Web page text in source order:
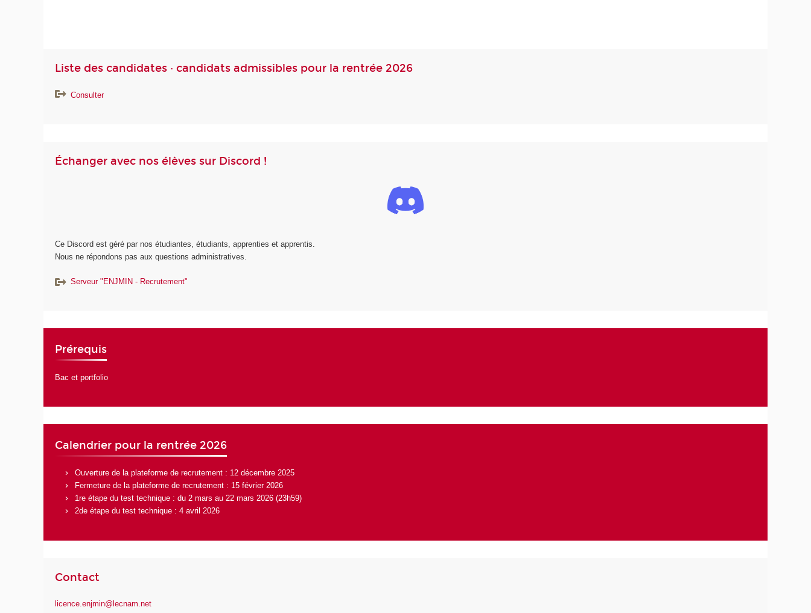
Liste des candidates · candidats admissibles pour la rentrée 2026
Consulter
Échanger avec nos élèves sur Discord !
Ce Discord est géré par nos étudiantes, étudiants, apprenties et apprentis.
Nous ne répondons pas aux questions administratives.
Serveur "ENJMIN - Recrutement"
Prérequis
Bac et portfolio
Calendrier pour la rentrée 2026
Ouverture de la plateforme de recrutement : 12 décembre 2025
Fermeture de la plateforme de recrutement : 15 février 2026
1re étape du test technique : du 2 mars au 22 mars 2026 (23h59)
2de étape du test technique : 4 avril 2026
Contact
licence.enjmin@lecnam.net